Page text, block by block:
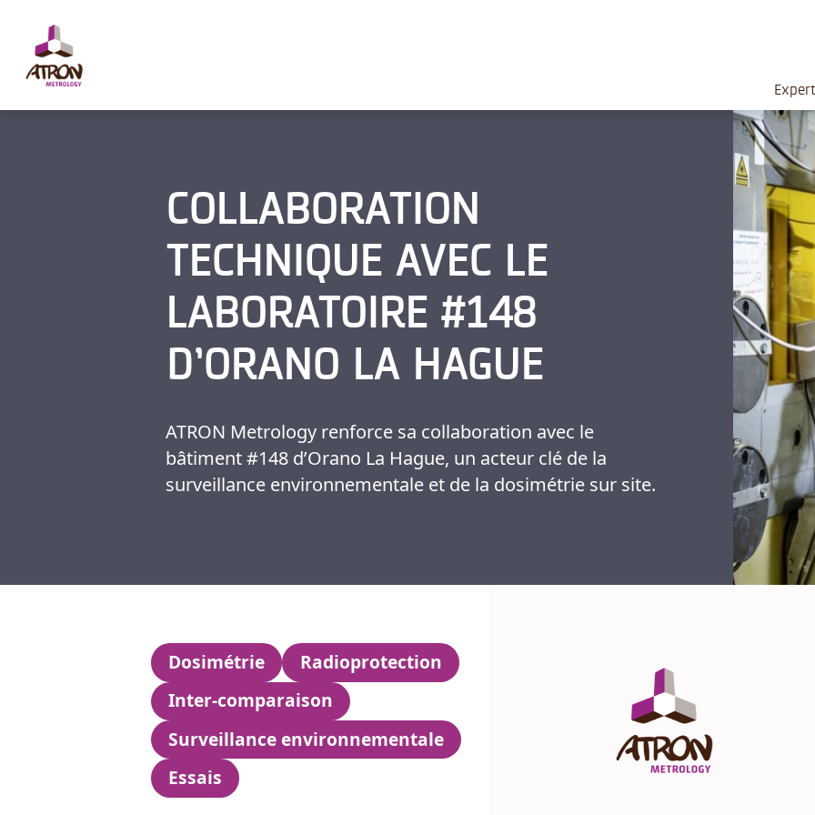
COLLABORATION
TECHNIQUE AVEC LE
LABORATOIRE #148
D’ORANO LA HAGUE
ATRON Metrology renforce sa collaboration avec le
bâtiment #148 d’Orano La Hague, un acteur clé de la
surveillance environnementale et de la dosimétrie sur site.
Dosimétrie
Radioprotection
Inter-comparaison
Surveillance environnementale
Essais